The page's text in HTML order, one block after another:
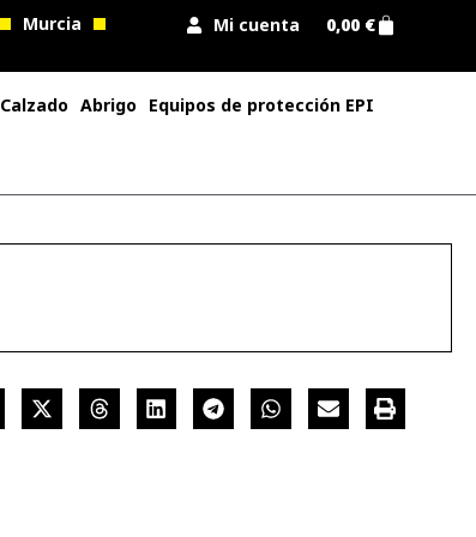
Murcia
Mi cuenta 0,00 €
Calzado Abrigo Equipos de protección EPI